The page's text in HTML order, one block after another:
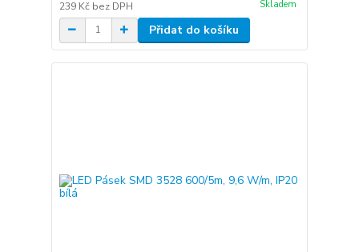
239 Kč bez DPH Skladem
Přidat do košíku